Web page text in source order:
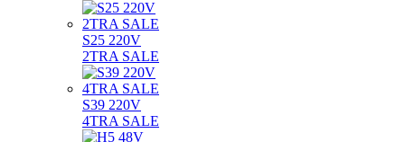
S25 220V
2TRA SALE
S39 220V
4TRA SALE